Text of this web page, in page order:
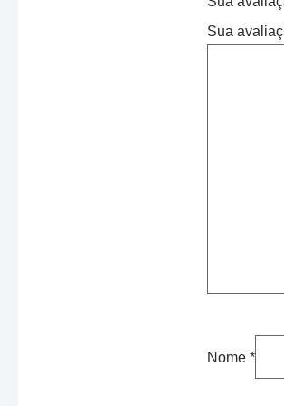
Sua
Nome *